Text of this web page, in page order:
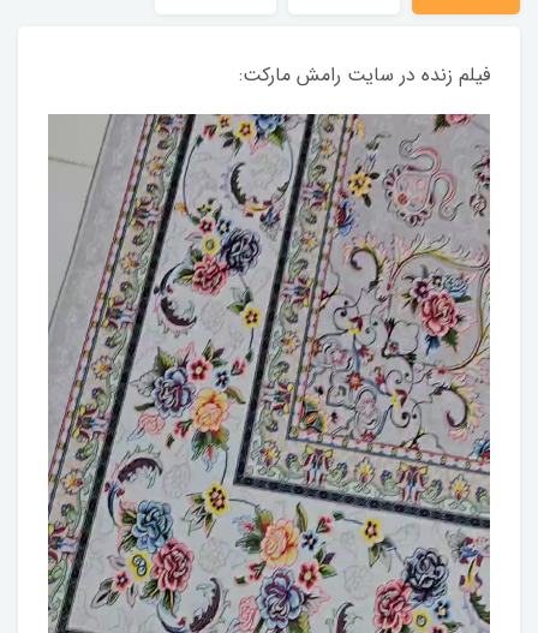
فیلم زنده در سایت رامش مارکت: